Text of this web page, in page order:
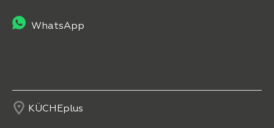
WhatsApp
KÜCHEplus